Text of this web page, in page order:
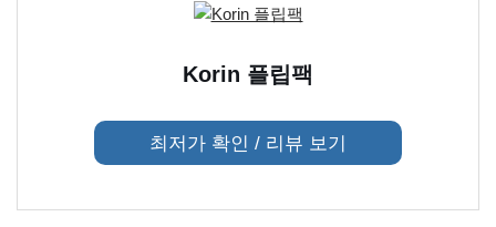
Korin 플립팩
최저가 확인 / 리뷰 보기